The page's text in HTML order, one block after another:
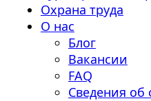
Охрана труда
О нас
Блог
Вакансии
FAQ
Сведения об